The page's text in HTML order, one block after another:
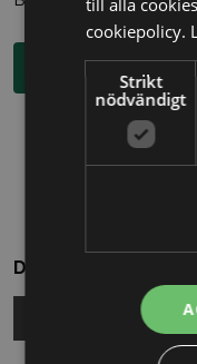
Boka rådgivning
Dela
cookiepolicy.
Strikt
nödvändigt